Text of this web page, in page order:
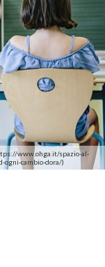
www.ohga.it/spazio-al-
ogni-cambio-dora/)